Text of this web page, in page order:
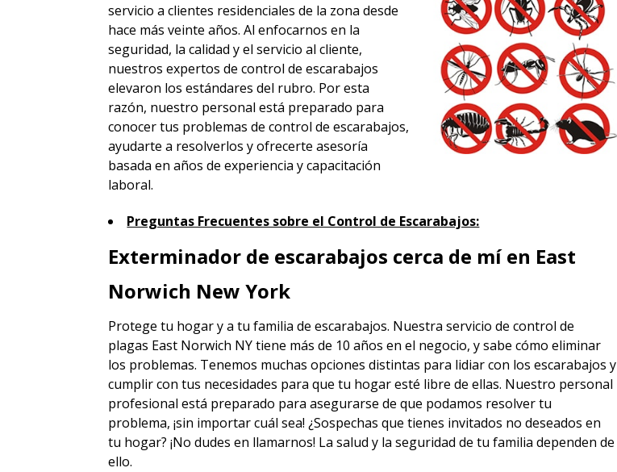
servicio a clientes residenciales de la zona desde
hace más veinte años. Al enfocarnos en la
seguridad, la calidad y el servicio al cliente,
nuestros expertos de control de escarabajos
elevaron los estándares del rubro. Por esta
razón, nuestro personal está preparado para
conocer tus problemas de control de escarabajos,
ayudarte a resolverlos y ofrecerte asesoría
basada en años de experiencia y capacitación
laboral.
Preguntas Frecuentes sobre el Control de Escarabajos:
Exterminador de escarabajos cerca de mí en East
Norwich New York
Protege tu hogar y a tu familia de escarabajos. Nuestraservicio de control de
plagas East Norwich NYtiene más de 10 años en el negocio, y sabe cómo eliminar
los problemas. Tenemos muchas opciones distintas para lidiar con los escarabajos y
cumplir con tus necesidades para que tu hogar esté libre de ellas. Nuestro personal
profesional está preparado para asegurarse de que podamos resolver tu
problema, ¡sin importar cuál sea! ¿Sospechas que tienes invitados no deseados en
tu hogar? ¡No dudes en llamarnos! La salud y la seguridad de tu familia dependen de
ello.